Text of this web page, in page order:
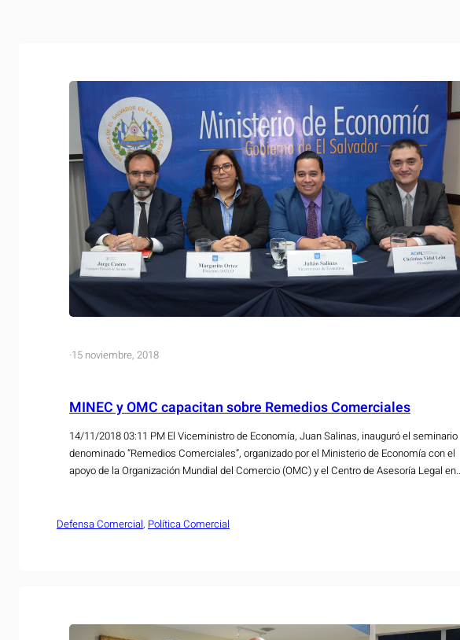
·15 noviembre, 2018
MINEC y OMC capacitan sobre Remedios Comerciales
14/11/2018 03:11 PM El Viceministro de Economía, Juan Salinas, inauguró el seminario
denominado “Remedios Comerciales”, organizado por el Ministerio de Economía con el
apoyo de la Organización Mundial del Comercio (OMC) y el Centro de Asesoría Legal en
Defensa Comercial, Política Comercial